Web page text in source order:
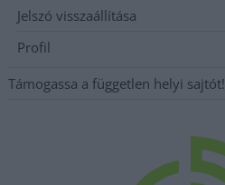
Jelszó visszaállítása
Profil
Támogassa a független helyi sajtót!